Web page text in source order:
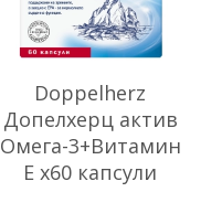
Doppelherz
Допелхерц актив
Омега-3+Витамин
Е х60 капсули